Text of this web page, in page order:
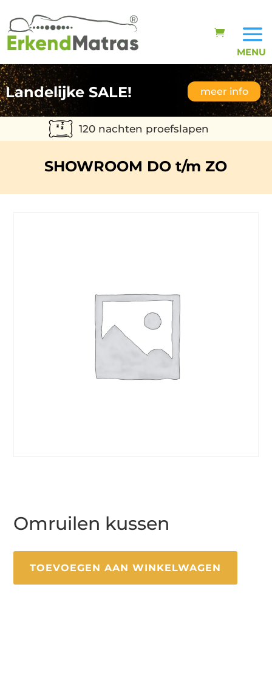
Landelijke SALE! meer info
120 nachten proefslapen
SHOWROOM DO t/m ZO
Omruilen kussen
TOEVOEGEN AAN WINKELWAGEN